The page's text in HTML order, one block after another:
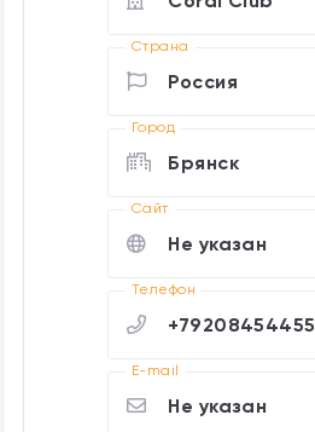
Страна
Россия
Город
Брянск
Cайт
Не указан
Телефон
+79208454455
E-mail
Не указан